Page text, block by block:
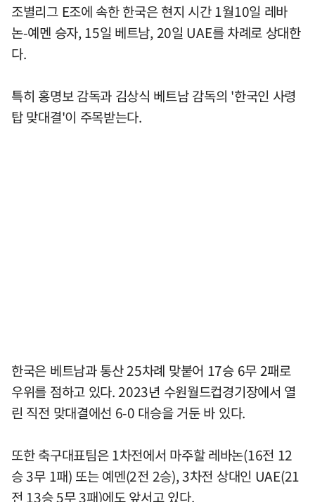
조별리그 E조에 속한 한국은 현지 시간 1월10일 레바
논-예멘 승자, 15일 베트남, 20일 UAE를 차례로 상대한
다.
특히 홍명보 감독과 김상식 베트남 감독의 '한국인 사령
탑 맞대결'이 주목받는다.
한국은 베트남과 통산 25차례 맞붙어 17승 6무 2패로
우위를 점하고 있다. 2023년 수원월드컵경기장에서 열
린 직전 맞대결에선 6-0 대승을 거둔 바 있다.
또한 축구대표팀은 1차전에서 마주할 레바논(16전 12
승 3무 1패) 또는 예멘(2전 2승), 3차전 상대인 UAE(21
전 13승 5무 3패)에도 앞서고 있다.